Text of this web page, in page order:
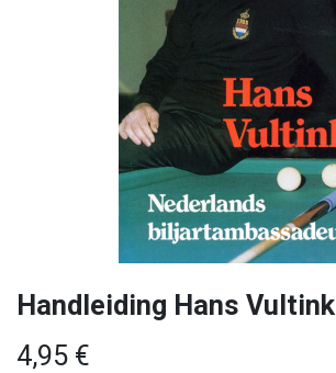
Handleiding Hans Vultink
4,95 €